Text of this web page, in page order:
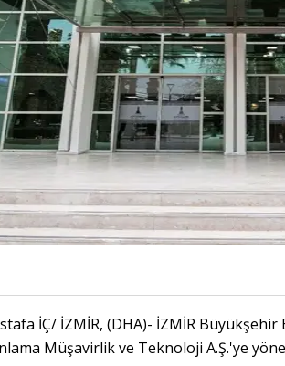
İÇ/ İZMİR, (DHA)- İZMİR Büyükşehir
Müşavirlik ve Teknoloji A.Ş.'ye